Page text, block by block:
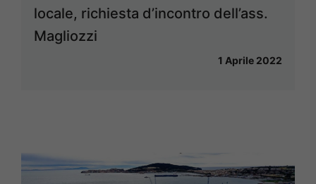
locale, richiesta d’incontro dell’ass.
Magliozzi
1 Aprile 2022